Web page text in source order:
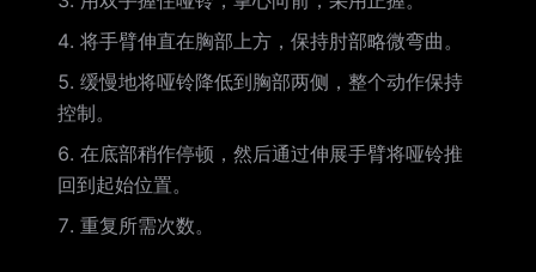
将手臂伸直在胸部上方，保持肘部略微弯曲。
缓慢地将哑铃降低到胸部两侧，整个动作保持
控制。
在底部稍作停顿，然后通过伸展手臂将哑铃推
回到起始位置。
重复所需次数。